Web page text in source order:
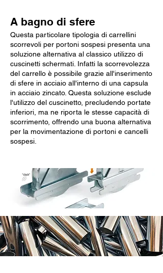
A bagno di sfere
Questa particolare tipologia di carrellini
scorrevoli per portoni sospesi presenta una
soluzione alternativa al classico utilizzo di
cuscinetti schermati. Infatti la scorrevolezza
del carrello è possibile grazie all'inserimento
di sfere in acciaio all'interno di una capsula
in acciaio zincato. Questa soluzione esclude
l'utilizzo del cuscinetto, precludendo portate
inferiori, ma ne riporta le stesse capacità di
scorrimento, offrendo una buona alternativa
per la movimentazione di portoni e cancelli
sospesi.